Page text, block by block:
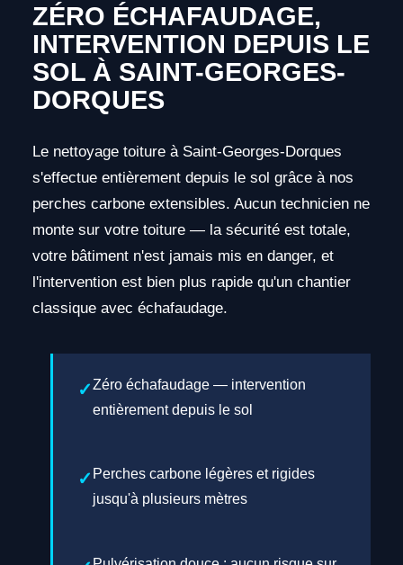
ZÉRO ÉCHAFAUDAGE,
INTERVENTION DEPUIS LE
SOL À SAINT-GEORGES-
DORQUES
Le nettoyage toiture à Saint-Georges-Dorques
s'effectue entièrement depuis le sol grâce à nos
perches carbone extensibles. Aucun technicien ne
monte sur votre toiture — la sécurité est totale,
votre bâtiment n'est jamais mis en danger, et
l'intervention est bien plus rapide qu'un chantier
classique avec échafaudage.
Zéro échafaudage — intervention
entièrement depuis le sol
Perches carbone légères et rigides
jusqu'à plusieurs mètres